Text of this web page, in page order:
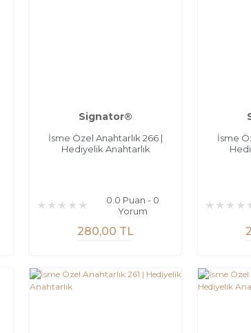
Signator®
İsme Özel Anahtarlık 266 |
Hediyelik Anahtarlık
0.0 Puan - 0
Yorum
280,00 TL
İsme